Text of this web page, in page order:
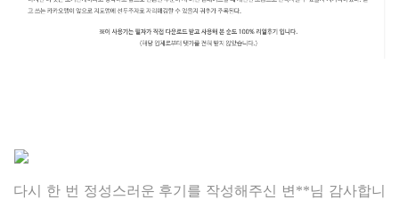
다시 한 번 정성스러운 후기를 작성해주신 변 **님 감사합니